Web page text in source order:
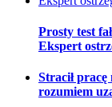
Prosty test
Ekspert
Stracił
rozumiem